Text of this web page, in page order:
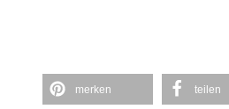
merken teilen